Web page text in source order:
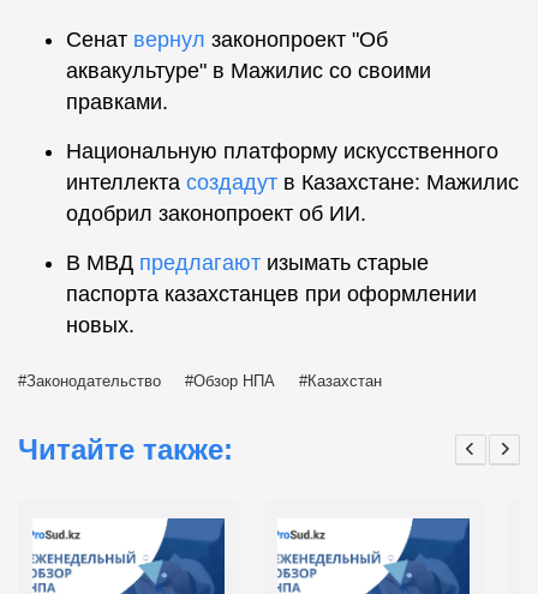
Сенат вернул законопроект "Об
аквакультуре" в Мажилис со своими
правками.
Национальную платформу искусственного
интеллекта создадут в Казахстане: Мажилис
одобрил законопроект об ИИ.
В МВД предлагают изымать старые
паспорта казахстанцев при оформлении
новых.
Законодательство Обзор НПА Казахстан
Читайте также: